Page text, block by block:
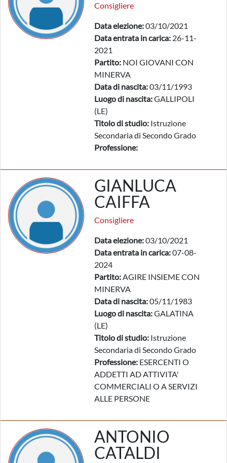
Consigliere
Data elezione:03/10/2021
Data entrata in carica: 26-11-
2021
Partito: NOI GIOVANI CON
MINERVA
Data di nascita:03/11/1993
Luogo di nascita:GALLIPOLI
(LE)
Titolo di studio: Istruzione
Secondaria di Secondo Grado
Professione:
GIANLUCA
CAIFFA
Consigliere
Data elezione:03/10/2021
Data entrata in carica:07-08-
2024
Partito:AGIRE INSIEME CON
MINERVA
Data di nascita:05/11/1983
Luogo di nascita:GALATINA
(LE)
Titolo di studio: Istruzione
Secondaria di Secondo Grado
Professione: ESERCENTI O
ADDETTI AD ATTIVITA'
COMMERCIALI O A SERVIZI
ALLE PERSONE
ANTONIO
CATALDI